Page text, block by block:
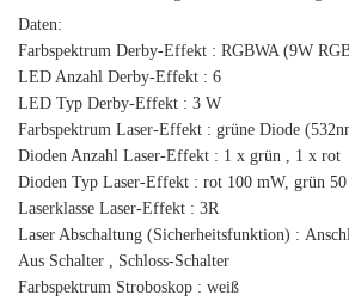
Daten:
Farbspektrum Derby-Effekt : RGBWA (9W
LED Anzahl Derby-Effekt : 6
LED Typ Derby-Effekt : 3 W
Farbspektrum Laser-Effekt : grüne Diode
Dioden Anzahl Laser-Effekt : 1 x grün , 1 x rot
Dioden Typ Laser-Effekt : rot 100 mW, grün
Laserklasse Laser-Effekt : 3R
Laser Abschaltung (Sicherheitsfunktion) :
Aus Schalter , Schloss-Schalter
Farbspektrum Stroboskop : weiß